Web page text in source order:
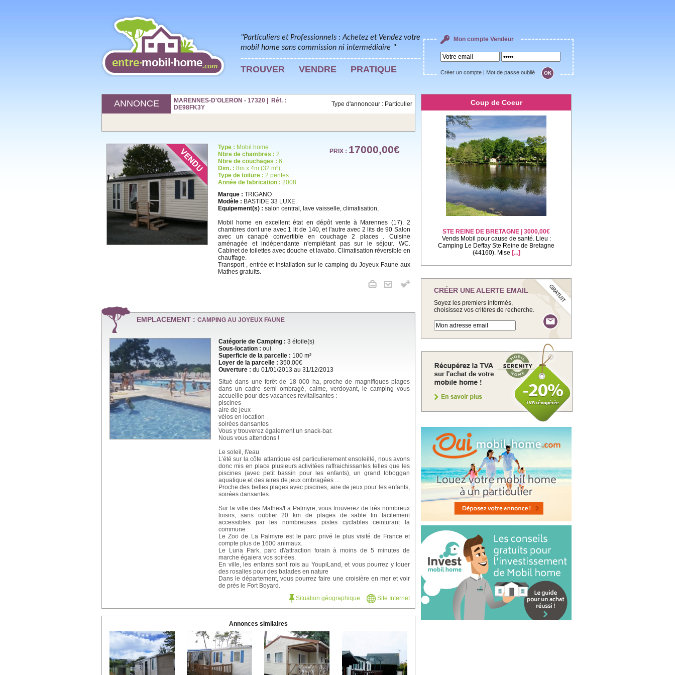
"Particuliers et Professionnels : Achetez et Vendez votre
mobil home sans commission ni intermédiaire "
TROUVER VENDRE PRATIQUE
Mon compte Vendeur
Créer un compte Mot de passe oublié
ANNONCE
MARENNES-D'OLERON - 17320 | Réf. :
DE98FK3Y
Type d'annonceur : Particulier
Type : Mobil home
Nbre de chambres : 2
Nbre de couchages : 6
Dim. : 8m x 4m (32 m²)
Type de toiture : 2 pentes
Année de fabrication : 2008
PRIX : 17000,00€
Marque : TRIGANO
Modèle : BASTIDE 33 LUXE
Equipement(s) : salon central, lave vaisselle, climatisation,
Mobil home en excellent état en dépôt vente à Marennes (17). 2
chambres dont une avec 1 lit de 140, et l'autre avec 2 lits de 90 Salon
avec un canapé convertible en couchage 2 places . Cuisine
aménagée et indépendante n'empiétant pas sur le séjour. WC.
Cabinet de toilettes avec douche et lavabo. Climatisation réversible en
chauffage.
Transport , entrée et installation sur le camping du Joyeux Faune aux
Mathes gratuits.
EMPLACEMENT : CAMPING AU JOYEUX FAUNE
Catégorie de Camping : 3 étoile(s)
Sous-location : oui
Superficie de la parcelle : 100 m²
Loyer de la parcelle : 350,00€
Ouverture : du 01/01/2013 au 31/12/2013
Situé dans une forêt de 18 000 ha, proche de magnifiques plages
dans un cadre semi ombragé, calme, verdoyant, le camping vous
accueille pour des vacances revitalisantes :
piscines
aire de jeux
vélos en location
soirées dansantes
Vous y trouverez également un snack-bar.
Nous vous attendons !
Le soleil, l\'eau
L’été sur la côte atlantique est particulierement ensoleillé, nous avons
donc mis en place plusieurs activitées raffraichissantes telles que les
piscines (avec petit bassin pour les enfants), un grand toboggan
aquatique et des aires de jeux ombragées ...
Proche des belles plages avec piscines, aire de jeux pour les enfants,
soirées dansantes.
Sur la ville des Mathes/La Palmyre, vous trouverez de très nombreux
loisirs, sans oublier 20 km de plages de sable fin facilement
accessibles par les nombreuses pistes cyclables ceinturant la
commune :
Le Zoo de La Palmyre est le parc privé le plus visité de France et
compte plus de 1600 animaux.
Le Luna Park, parc d\'attraction forain à moins de 5 minutes de
marche égaiera vos soirées.
En ville, les enfants sont rois au YoupiLand, et vous pourrez y louer
des rosalies pour des balades en nature
Dans le département, vous pourrez faire une croisière en mer et voir
de près le Fort Boyard.
Situation géographique
Site Internet
Annonces similaires
Coup de Coeur
STE REINE DE BRETAGNE | 3000,00€
Vends Mobil pour cause de santé. Lieu :
Camping Le Deffay Ste Reine de Bretagne
(44160). Mise [...]
CRÉER UNE ALERTE EMAIL
Soyez les premiers informés,
choisissez vos critères de recherche.